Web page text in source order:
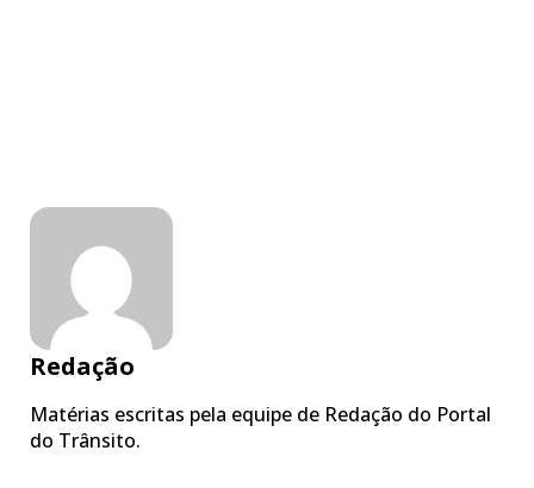
Redação
Matérias escritas pela equipe de Redação do Portal
do Trânsito.